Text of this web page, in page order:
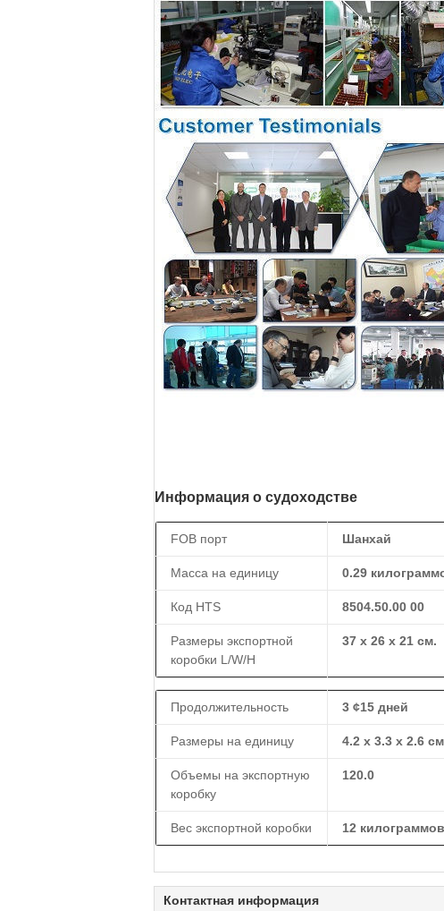
Информация о судоходстве
FOB порт Шанхай
Масса на единицу 0.29
Код HTS 8504.50.00 00
Размеры экспортной
коробки L/W/H
37 х 26 х 21 см.
Продолжительность 3 ¢15 дней
Размеры на единицу 4.2 х 3.3 х 2.6
Объемы на экспортную
коробку
120.0
Вес экспортной коробки 12 килограммов
Контактная информация